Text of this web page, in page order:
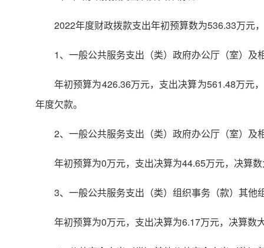
2022年度财政拨款支出年初预算数为536.33万元
1、一般公共服务支出（类）政府办公厅（室）及
年初预算为426.36万元，支出决算为561.48万元
年度欠款。
2、一般公共服务支出（类）政府办公厅（室）
年初预算为0万元，支出决算为44.65万元，决算
3、一般公共服务支出（类）组织事务（款）其他
年初预算为0万元，支出决算为6.17万元，决算